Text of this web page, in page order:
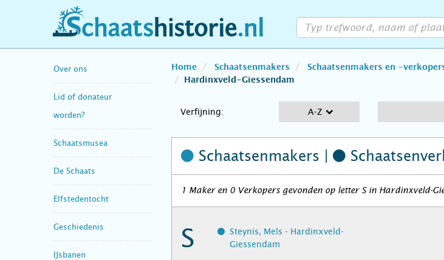
schaatshistorie.nl
Over ons
Lid of donateur
worden?
Schaatsmusea
De Schaats
Elfstedentocht
Geschiedenis
IJsbanen
Home Schaatsenmakers Schaatsenmakers en -
Hardinxveld-Giessendam
Verfijning: A-Z
Schaatsenmakers |
1 Maker en 0 Verkopers gevonden op letter S in Hardinxveld-
S
Steynis, Mels - Hardinxveld-
Giessendam